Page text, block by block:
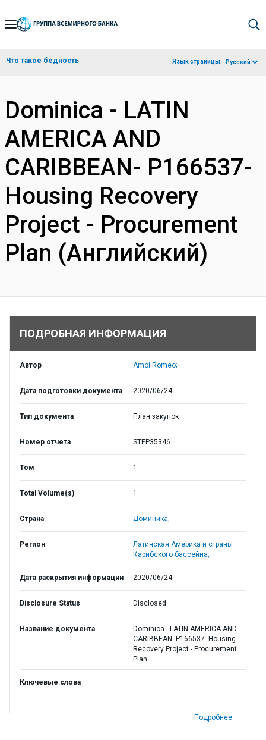
Skip
Navigation
Что такое бедность Язык страницы: Русский
Dominica - LATIN
AMERICA AND
CARIBBEAN- P166537-
Housing Recovery
Project - Procurement
Plan (Английский)
ПОДРОБНАЯ ИНФОРМАЦИЯ
Автор Amoi Romeo;
Дата подготовки документа 2020/06/24
Тип документа План закупок
Номер отчета STEP35346
Том 1
Total Volume(s) 1
Страна Доминика,
Регион
Латинская Америка и страны
Карибского бассейна,
Дата раскрытия информации 2020/06/24
Disclosure Status Disclosed
Название документа
Dominica - LATIN AMERICA AND
CARIBBEAN- P166537- Housing
Recovery Project - Procurement
Plan
Ключевые слова
Подробнее